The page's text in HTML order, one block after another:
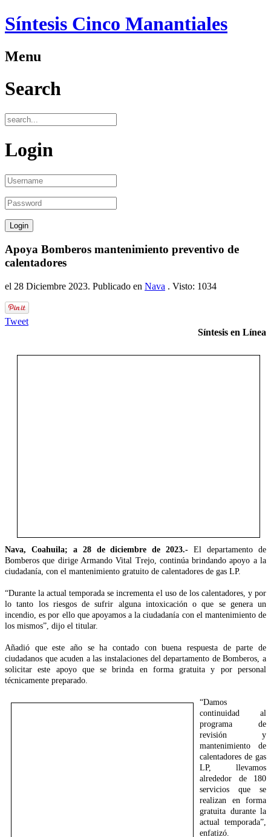
Síntesis Cinco Manantiales
Menu
Search
Login
Apoya Bomberos mantenimiento preventivo de
calentadores
el 28 Diciembre 2023. Publicado en Nava . Visto: 1034
Tweet
Síntesis en Línea
Nava, Coahuila; a 28 de diciembre de 2023.-El departamento de
Bomberos que dirige Armando Vital Trejo, continúa brindando apoyo a la
ciudadanía, con el mantenimiento gratuito de calentadores de gas LP.
“Durante la actual temporada se incrementa el uso de los calentadores, y por
lo tanto los riesgos de sufrir alguna intoxicación o que se genera un
incendio, es por ello que apoyamos a la ciudadanía con el mantenimiento de
los mismos”, dijo el titular.
Añadió que este año se ha contado con buena respuesta de parte de
ciudadanos que acuden a las instalaciones del departamento de Bomberos, a
solicitar este apoyo que se brinda en forma gratuita y por personal
técnicamente preparado.
“Damos
continuidad al
programa de
revisión y
mantenimiento de
calentadores de gas
LP, llevamos
alrededor de 180
servicios que se
realizan en forma
gratuita durante la
actual temporada”,
enfatizó.